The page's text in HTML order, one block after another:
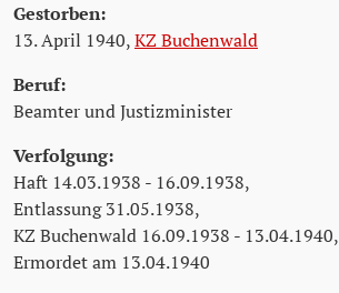
Gestorben:
13. April 1940,KZ Buchenwald
Beruf:
Beamter und Justizminister
Verfolgung:
Haft 14.03.1938 - 16.09.1938,
Entlassung 31.05.1938,
KZ Buchenwald 16.09.1938 - 13.04.1940,
Ermordet am 13.04.1940